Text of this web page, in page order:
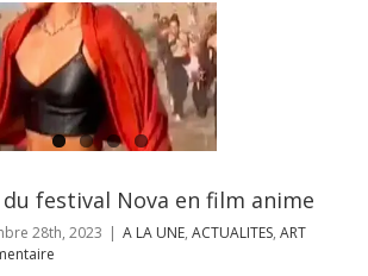
du festival Nova en film anime
28th, 2023 | A LA UNE, ACTUALITES, ART